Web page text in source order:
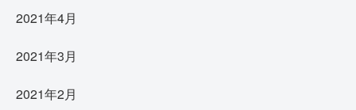
2021年4月
2021年3月
2021年2月